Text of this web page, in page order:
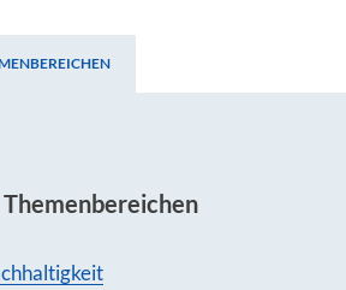
Themenbereichen